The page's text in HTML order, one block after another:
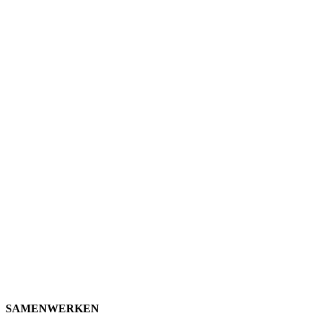
SAMENWERKEN